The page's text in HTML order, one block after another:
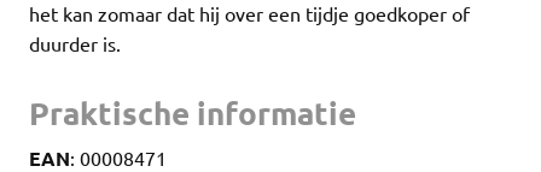
het kan zomaar dat hij over een tijdje goedkoper of
duurder is.
Praktische informatie
EAN: 00008471